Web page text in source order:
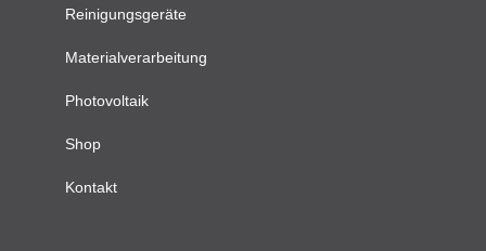
Reinigungsgeräte
Materialverarbeitung
Photovoltaik
Shop
Kontakt